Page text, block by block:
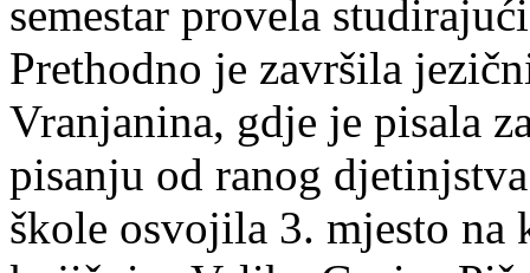
semestar provela
Prethodno je završila
Vranjanina, gdje je pisala
pisanju od ranog
škole osvojila 3. mjesto na